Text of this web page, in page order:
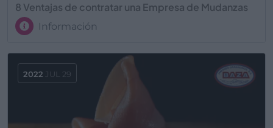
8 Ventajas de contratar una Empresa de Mudanzas
Información
2022 JUL 29